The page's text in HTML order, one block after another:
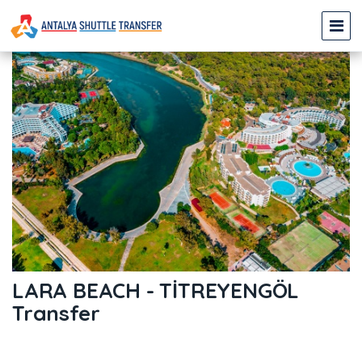
LARA BEACH - TİTREYENGÖL
Transfer